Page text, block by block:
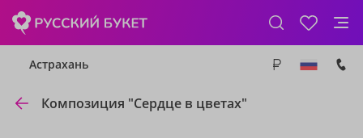
Астрахань
Композиция "Сердце в цветах"